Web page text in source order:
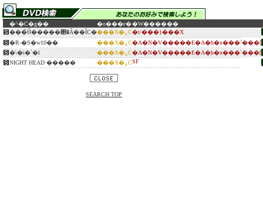
�^�C�g�� �o���ғ��W������
���̉Ĥ�����΂�Â��ȊC����X�؏C�t/���}���X
�R-�S�w10��
���X�؏C�A�N�V�����E�A�h�x���`���[
�\�i�`�l
���X�؏C�A�N�V�����E�A�h�x���`���[
NIGHT HEAD �����
���X�؏CSF
SEARCH TOP